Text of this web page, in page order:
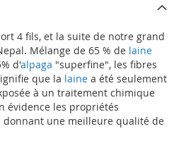
4 fils, et la suite de notre grand
Mélange de 65 % de laine
d'alpaga "superfine", les fibres
que la laine a été seulement
à un traitement chimique
évidence les propriétés
une meilleure qualité de